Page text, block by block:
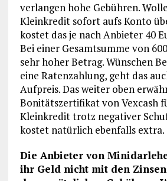
verlangen hohe Gebühren.
Kleinkredit sofort aufs Konto
kostet das je nach Anbieter 40
Bei einer Gesamtsumme von
sehr hoher Betrag. Wünschen
eine Ratenzahlung, geht das
Aufpreis. Das weiter oben
Bonitätszertifikat von Vexcash
Kleinkredit trotz negativer
kostet natürlich ebenfalls extra.
Die Anbieter von
ihr Geld nicht mit den